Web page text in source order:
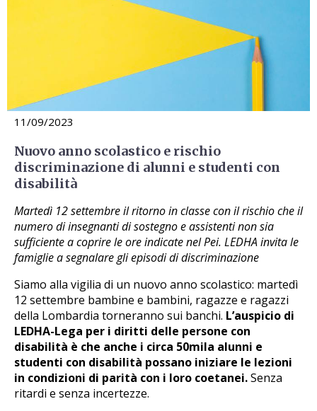
11/09/2023
Nuovo anno scolastico e rischio
discriminazione di alunni e studenti con
disabilità
Martedì 12 settembre il ritorno in classe con il rischio che il
numero di insegnanti di sostegno e assistenti non sia
sufficiente a coprire le ore indicate nel Pei. LEDHA invita le
famiglie a segnalare gli episodi di discriminazione
Siamo alla vigilia di un nuovo anno scolastico: martedì
12 settembre bambine e bambini, ragazze e ragazzi
della Lombardia torneranno sui banchi. L’auspicio di
LEDHA-Lega per i diritti delle persone con
disabilità è che anche i circa 50mila alunni e
studenti con disabilità possano iniziare le lezioni
in condizioni di parità con i loro coetanei.Senza
ritardi e senza incertezze.